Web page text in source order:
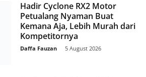
Hadir Cyclone RX2 Motor
Petualang Nyaman Buat
Kemana Aja, Lebih Murah dari
Kompetitornya
Daffa Fauzan 5 August 2026